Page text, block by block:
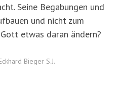
Seine Begabungen und
und nicht zum
etwas daran ändern?
Bieger S.J.